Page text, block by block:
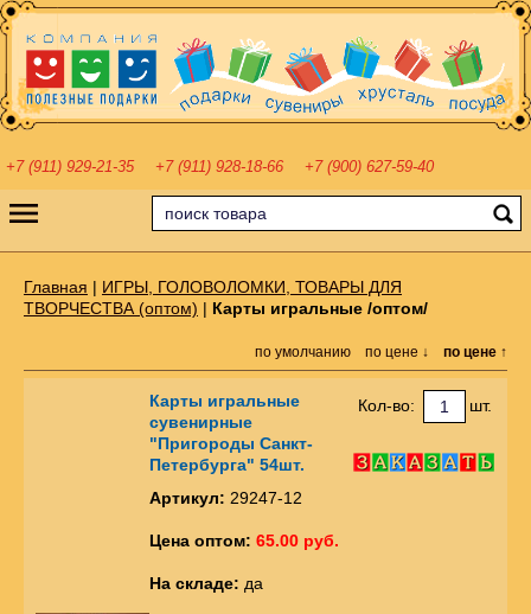
+7 (911) 929-21-35 +7 (911) 928-18-66 +7 (900) 627-59-40
Главная | ИГРЫ, ГОЛОВОЛОМКИ, ТОВАРЫ ДЛЯ
ТВОРЧЕСТВА (оптом) | Карты игральные /оптом/
по умолчанию по цене ↓ по цене ↑
Карты игральные
сувенирные
"Пригороды Санкт-
Петербурга" 54шт.
Артикул: 29247-12
Цена оптом: 65.00 руб.
На складе: да
Кол-во: шт.